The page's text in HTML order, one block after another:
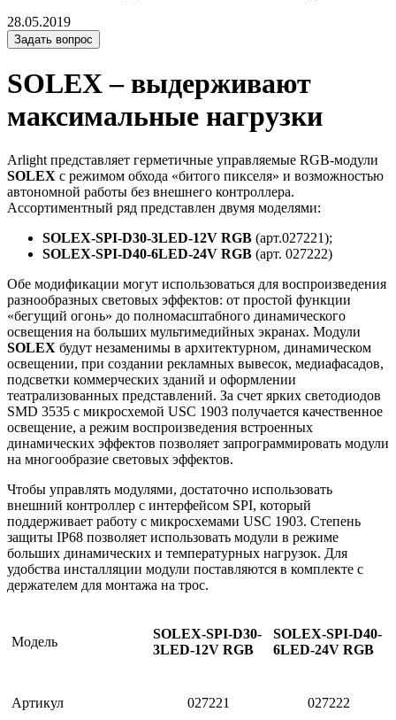
28.05.2019
Задать вопрос
SOLEX – выдерживают
максимальные нагрузки
Arlight представляет герметичные управляемые RGB-модули
SOLEX с режимом обхода «битого пикселя» и возможностью
автономной работы без внешнего контроллера.
Ассортиментный ряд представлен двумя моделями:
SOLEX-SPI-D30-3LED-12V RGB (арт.027221);
SOLEX-SPI-D40-6LED-24V RGB (арт. 027222)
Обе модификации могут использоваться для воспроизведения
разнообразных световых эффектов: от простой функции
«бегущий огонь» до полномасштабного динамического
освещения на больших мультимедийных экранах. Модули
SOLEX будут незаменимы в архитектурном, динамическом
освещении, при создании рекламных вывесок, медиафасадов,
подсветки коммерческих зданий и оформлении
театрализованных представлений. За счет ярких светодиодов
SMD 3535 с микросхемой USC 1903 получается качественное
освещение, а режим воспроизведения встроенных
динамических эффектов позволяет запрограммировать модули
на многообразие световых эффектов.
Чтобы управлять модулями, достаточно использовать
внешний контроллер с интерфейсом SPI, который
поддерживает работу с микросхемами USC 1903. Степень
защиты IP68 позволяет использовать модули в режиме
больших динамических и температурных нагрузок. Для
удобства инсталляции модули поставляются в комплекте с
держателем для монтажа на трос.
Модель
SOLEX-SPI-D30-
3LED-12V RGB
SOLEX-SPI-D40-
6LED-24V RGB
Артикул 027221 027222